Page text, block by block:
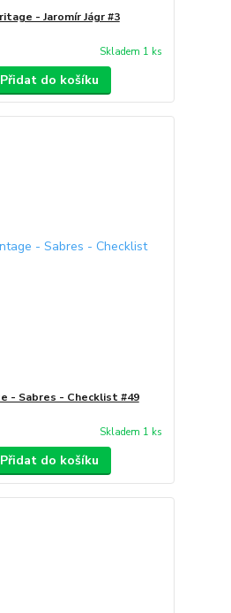
- Jaromír Jágr #3
Skladem 1 ks
Přidat do košíku
- Sabres - Checklist #49
Skladem 1 ks
Přidat do košíku